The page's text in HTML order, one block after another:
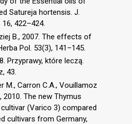
Satureja hortensis. J.
16, 422–424.
B., 2007. The effects of
Pol. 53(3), 141–145.
Przyprawy, które leczą.
43.
M., Carron C.A., Vouillamoz
2010. The new Thymus
(Varico 3) compared
cultivars from Germany,